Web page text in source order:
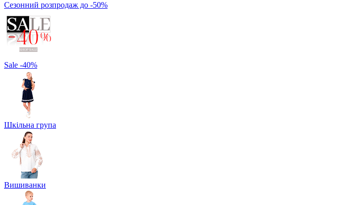
Сезонний розпродаж до -50%
Sale -40%
Шкільна група
Вишиванки